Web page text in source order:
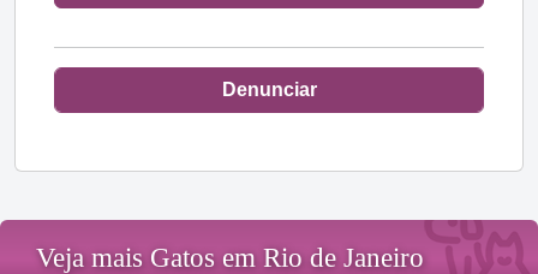
Denunciar
Veja mais Gatos em Rio de Janeiro